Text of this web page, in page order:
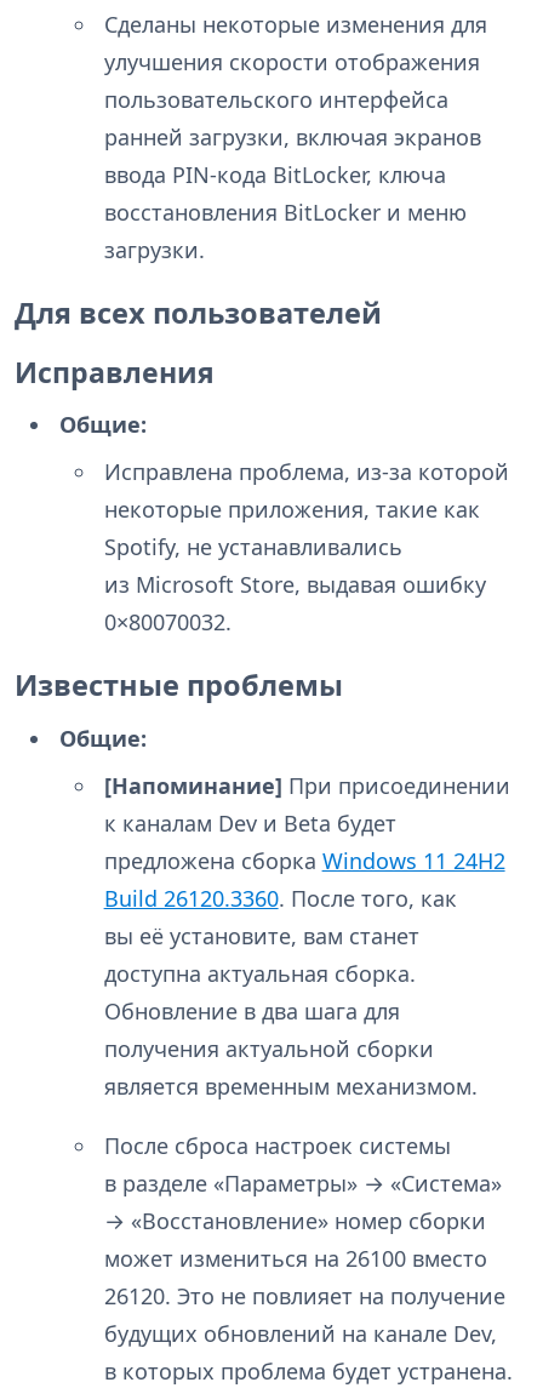
Сделаны некоторые изменения для
улучшения скорости отображения
пользовательского интерфейса
ранней загрузки, включая экранов
ввода PIN-кода BitLocker, ключа
восстановления BitLocker и меню
загрузки.
Для всех пользователей
Исправления
Общие:
Исправлена проблема, из-за которой
некоторые приложения, такие как
Spotify, не устанавливались
из Microsoft Store, выдавая ошибку
0×80070032.
Известные проблемы
Общие:
[Напоминание] При присоединении
к каналам Dev и Beta будет
предложена сборка Windows 11 24H2
Build 26120.3360. После того, как
вы её установите, вам станет
доступна актуальная сборка.
Обновление в два шага для
получения актуальной сборки
является временным механизмом.
После сброса настроек системы
в разделе «Параметры» → «Система»
→ «Восстановление» номер сборки
может измениться на 26100 вместо
26120. Это не повлияет на получение
будущих обновлений на канале Dev,
в которых проблема будет устранена.